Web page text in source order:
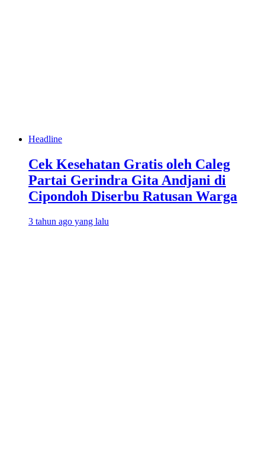
Headline
Cek Kesehatan Gratis oleh Caleg
Partai Gerindra Gita Andjani di
Cipondoh Diserbu Ratusan Warga
3 tahun ago yang lalu